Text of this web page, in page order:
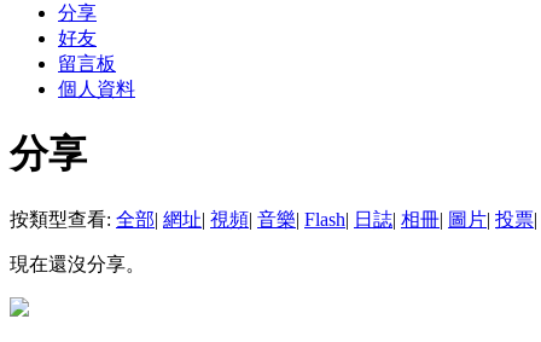
分享
好友
留言板
個人資料
分享
按類型查看: 全部| 網址| 視頻| 音樂| Flash| 日誌| 相冊| 圖片| 投票|
現在還沒分享。